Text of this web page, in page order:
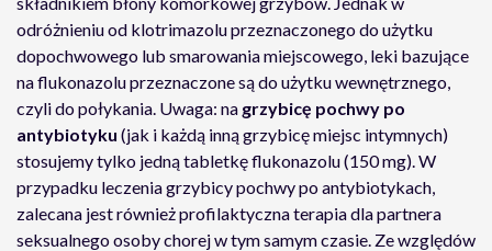
odróżnieniu od klotrimazolu przeznaczonego do użytku
dopochwowego lub smarowania miejscowego, leki bazujące
na flukonazolu przeznaczone są do użytku wewnętrznego,
czyli do połykania. Uwaga: na grzybicę pochwy po
antybiotyku (jak i każdą inną grzybicę miejsc intymnych)
stosujemy tylko jedną tabletkę flukonazolu (150 mg). W
przypadku leczenia grzybicy pochwy po antybiotykach,
zalecana jest również profilaktyczna terapia dla partnera
seksualnego osoby chorej w tym samym czasie. Ze względów